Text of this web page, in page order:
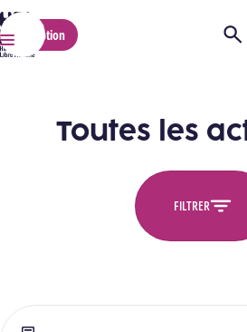
HELMo
Menu
Inscription
Toutes les
FILTRER